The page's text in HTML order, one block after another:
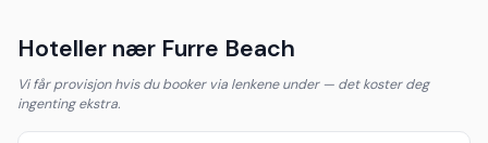
Hoteller nær Furre Beach
Vi får provisjon hvis du booker via lenkene under — det koster deg
ingenting ekstra.